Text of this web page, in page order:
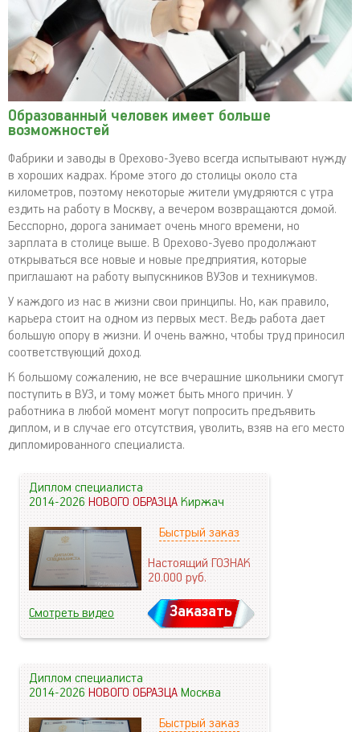
Образованный человек имеет больше
возможностей
Фабрики и заводы в Орехово-Зуево всегда испытывают нужду
в хороших кадрах. Кроме этого до столицы около ста
километров, поэтому некоторые жители умудряются с утра
ездить на работу в Москву, а вечером возвращаются домой.
Бесспорно, дорога занимает очень много времени, но
зарплата в столице выше. В Орехово-Зуево продолжают
открываться все новые и новые предприятия, которые
приглашают на работу выпускников ВУЗов и техникумов.
У каждого из нас в жизни свои принципы. Но, как правило,
карьера стоит на одном из первых мест. Ведь работа дает
большую опору в жизни. И очень важно, чтобы труд приносил
соответствующий доход.
К большому сожалению, не все вчерашние школьники смогут
поступить в ВУЗ, и тому может быть много причин. У
работника в любой момент могут попросить предъявить
диплом, и в случае его отсутствия, уволить, взяв на его место
дипломированного специалиста.
Диплом специалиста
2014-2026НОВОГО ОБРАЗЦАКиржач
Быстрый заказ
Настоящий ГОЗНАК
20.000руб.
Смотреть видео Заказать
Диплом специалиста
2014-2026НОВОГО ОБРАЗЦАМосква
Быстрый заказ